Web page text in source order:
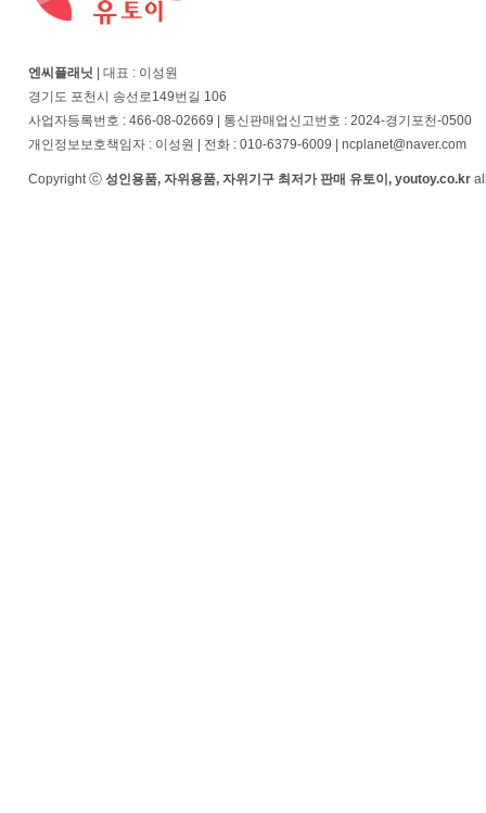
엔씨플래닛 | 대표 : 이성원
경기도 포천시 송선로149번길 106
사업자등록번호 : 466-08-02669 | 통신판매업신고번호 : 2024-경기포천-0500
개인정보보호책임자 : 이성원 | 전화 : 010-6379-6009 | ncplanet@naver.com
Copyright ⓒ 성인용품, 자위용품, 자위기구 최저가 판매 유토이, youtoy.co.kr